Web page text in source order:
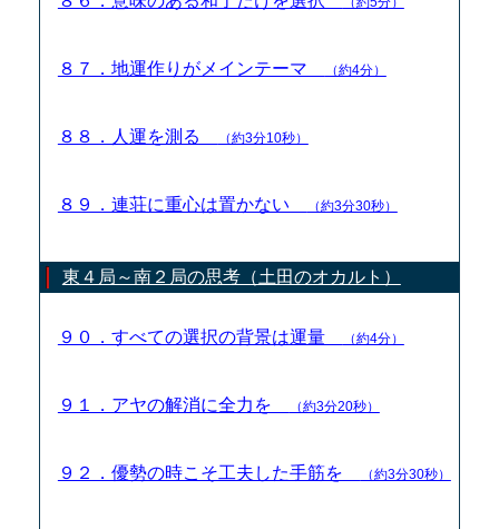
８７．地運作りがメインテーマ （約4分）
８８．人運を測る （約3分10秒）
８９．連荘に重心は置かない （約3分30秒）
東４局～南２局の思考（土田のオカルト）
９０．すべての選択の背景は運量 （約4分）
９１．アヤの解消に全力を （約3分20秒）
９２．優勢の時こそ工夫した手筋を （約3分30秒）